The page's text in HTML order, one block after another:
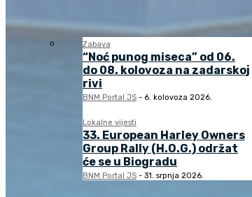
Zabava
“Noć punog miseca” od 06.
do 08. kolovoza na zadarskoj
rivi
BNM Portal JS - 6. kolovoza 2026.
Lokalne vijesti
33. European Harley Owners
Group Rally (H.O.G.) održat
će se u Biogradu
BNM Portal JS - 31. srpnja 2026.